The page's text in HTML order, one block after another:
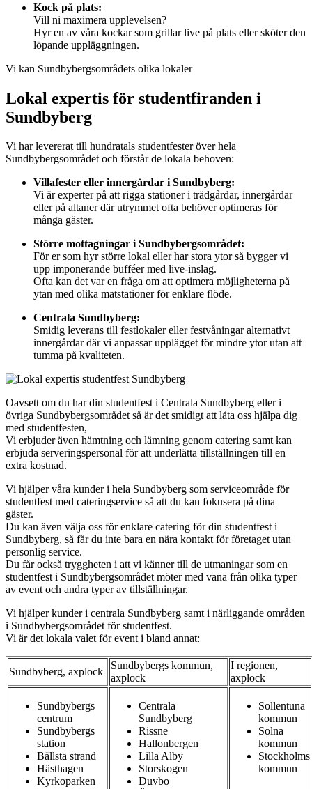
Kock på plats:
Vill ni maximera upplevelsen?
Hyr en av våra kockar som grillar live på plats eller sköter den
löpande uppläggningen.
Vi kan Sundbybergsområdets olika lokaler
Lokal expertis för studentfiranden i
Sundbyberg
Vi har levererat till hundratals studentfester över hela
Sundbybergsområdet och förstår de lokala behoven:
Villafester eller innergårdar i Sundbyberg:
Vi är experter på att rigga stationer i trädgårdar, innergårdar
eller på altaner där utrymmet ofta behöver optimeras för
många gäster.
Större mottagningar i Sundbybergsområdet:
För er som hyr större lokal eller har stora ytor så bygger vi
upp imponerande bufféer med live-inslag.
Ofta kan det var en fråga om att optimera möjligheterna på
ytan med olika matstationer för enklare flöde.
Centrala Sundbyberg:
Smidig leverans till festlokaler eller festvåningar alternativt
innergårdar där vi anpassar upplägget för mindre ytor utan att
tumma på kvaliteten.
Oavsett om du har din studentfest i Centrala Sundbyberg eller i
övriga Sundbybergsområdet så är det smidigt att låta oss hjälpa dig
med studentfesten,
Vi erbjuder även hämtning och lämning genom catering samt kan
erbjuda serveringspersonal för att underlätta tillställningen till en
extra kostnad.
Vi hjälper våra kunder i hela Sundbyberg som serviceområde för
studentfest med cateringservice så att du kan fokusera på dina
gäster.
Du kan även välja oss för enklare catering för din studentfest i
Sundbyberg, så får du inte bara en nära kontakt för företaget utan
personlig service.
Du får också tryggheten i att vi känner till de utmaningar som en
studentfest i Sundbybergsområdet möter med vana från olika typer
av event och andra typer av tillställningar.
Vi hjälper kunder i centrala Sundbyberg samt i närliggande områden
i Sundbybergsområdet för studentfest.
Vi är det lokala valet för event i bland annat:
Sundbyberg, axplock
Sundbybergs kommun,
axplock
I regionen,
axplock
Sundbybergs
centrum
Sundbybergs
station
Bällsta strand
Hästhagen
Kyrkoparken
Centrala
Sundbyberg
Rissne
Hallonbergen
Lilla Alby
Storskogen
Duvbo
Sollentuna
kommun
Solna
kommun
Stockholms
kommun